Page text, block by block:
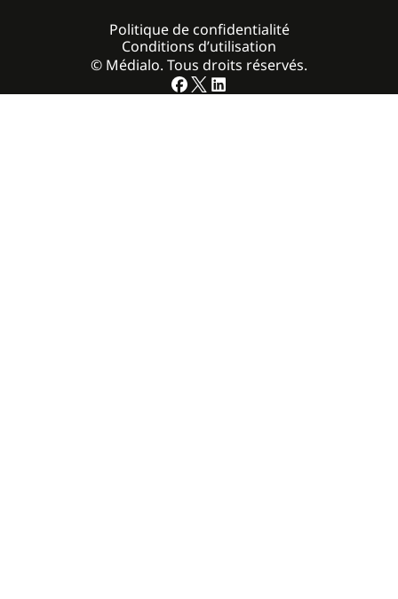
© Médialo. Tous droits réservés.
Politique de confidentialité
Conditions d’utilisation